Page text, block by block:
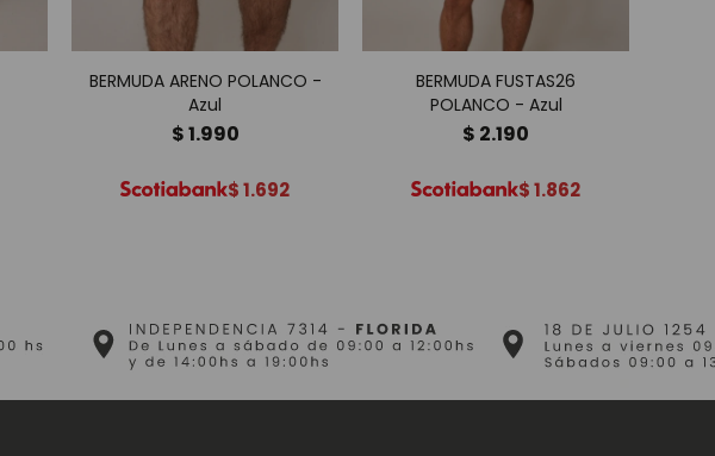
BERMUDA ARENO POLANCO -
Azul
$1.990
$1.692
BERMUDA FUSTAS26
POLANCO - Azul
$ 2.190
$1.862